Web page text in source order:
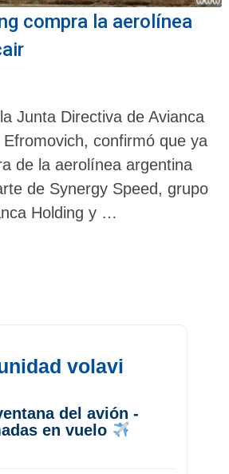
compra la aerolínea
Junta Directiva de Avianca
confirmó que ya
de la aerolínea argentina
de Synergy Speed, grupo
Holding y …
volavi
del avión -
en vuelo